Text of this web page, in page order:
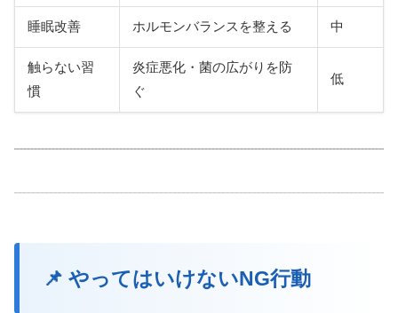
睡眠改善 ホルモンバランスを整える 中
触らない習
慣
炎症悪化・菌の広がりを防
ぐ
低
📌 やってはいけないNG行動